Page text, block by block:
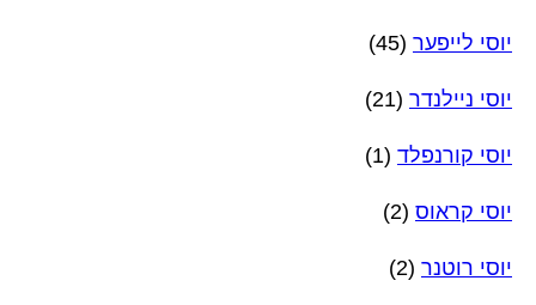
יוסי לייפער (45)
יוסי ניילנדר (21)
יוסי קורנפלד (1)
יוסי קראוס (2)
יוסי רוטנר (2)